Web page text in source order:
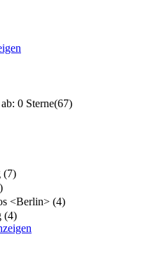
0 Sterne(67)
(7)
<Berlin> (4)
(4)